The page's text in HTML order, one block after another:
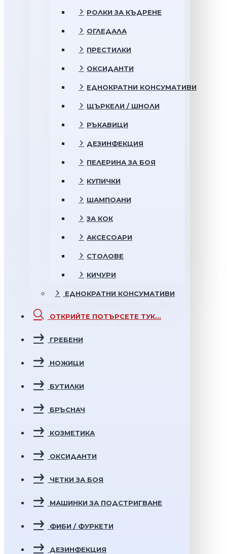
РОЛКИ ЗА КЪДРЕНЕ
ОГЛЕДАЛА
ПРЕСТИЛКИ
ОКСИДАНТИ
ЕДНОКРАТНИ КОНСУМАТИВИ
ЩЪРКЕЛИ / ШНОЛИ
РЪКАВИЦИ
ДЕЗИНФЕКЦИЯ
ПЕЛЕРИНА ЗА БОЯ
КУПИЧКИ
ШАМПОАНИ
ЗА КОК
АКСЕСОАРИ
СТОЛОВЕ
КИЧУРИ
ЕДНОКРАТНИ КОНСУМАТИВИ
ОТКРИЙТЕ ПОТЪРСЕТЕ ТУК...
ГРЕБЕНИ
НОЖИЦИ
БУТИЛКИ
БРЪСНАЧ
КОЗМЕТИКА
ОКСИДАНТИ
ЧЕТКИ ЗА БОЯ
МАШИНКИ ЗА ПОДСТРИГВАНЕ
ФИБИ / ФУРКЕТИ
ДЕЗИНФЕКЦИЯ